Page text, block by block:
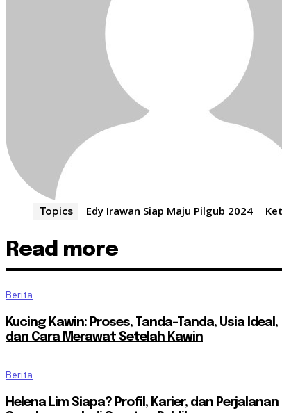
Topics Edy Irawan Siap Maju Pilgub 2024
Read more
Berita
Kucing Kawin: Proses, Tanda-Tanda, Usia Ideal,
dan Cara Merawat Setelah Kawin
Berita
Helena Lim Siapa? Profil, Karier, dan Perjalanan